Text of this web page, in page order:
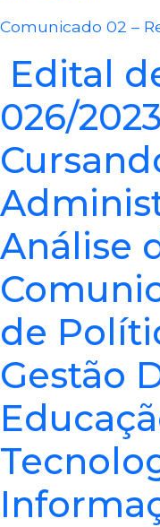
Comunicado 02 –
Edital
026/
Análise
de
Gestão